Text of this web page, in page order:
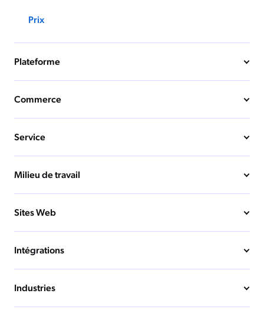
Prix
Plateforme
Commerce
Service
Milieu de travail
Sites Web
Intégrations
Industries